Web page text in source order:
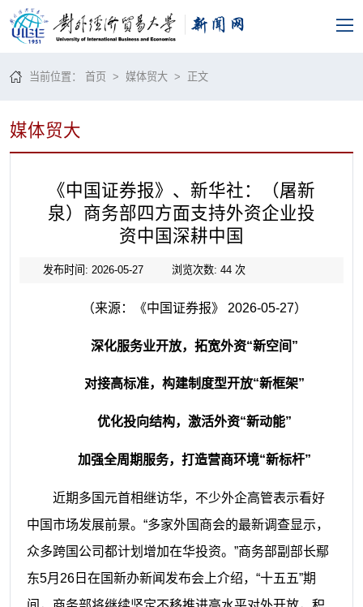
当前位置：首页 >媒体贸大 > 正文
媒体贸大
《中国证券报》、新华社：（屠新
泉）商务部四方面支持外资企业投
资中国深耕中国
发布时间: 2026-05-27 浏览次数: 44次
（来源：《中国证券报》 2026-05-27）
深化服务业开放，拓宽外资“新空间”
对接高标准，构建制度型开放“新框架”
优化投向结构，激活外资“新动能”
加强全周期服务，打造营商环境“新标杆”
近期多国元首相继访华，不少外企高管表示看好
中国市场发展前景。“多家外国商会的最新调查显示，
众多跨国公司都计划增加在华投资。”商务部副部长鄢
东5月26日在国新办新闻发布会上介绍，“十五五”期